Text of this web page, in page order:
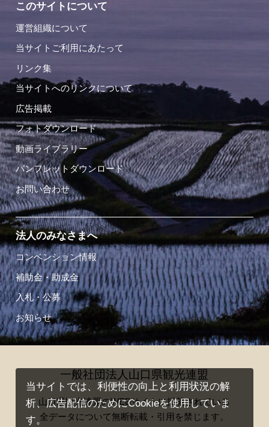
このサイトについて
運営組織について
当サイトご利用にあたって
リンク集
当サイトへのリンクについて
広告掲載
フォトダウンロード
動画ライブラリー
パンフレットダウンロード
お問い合わせ
法人のみなさまへ
コンベンション情報
補助金・助成金
入札・公募
お知らせ
一般社団法人山口県観光連盟
山口県観光連盟のWEBサイトに掲載されている
全データについて無断転載・引用を禁じます。
当サイトでは、利便性の向上と利用状況の解
析、広告配信のためにCookieを使用していま
す。